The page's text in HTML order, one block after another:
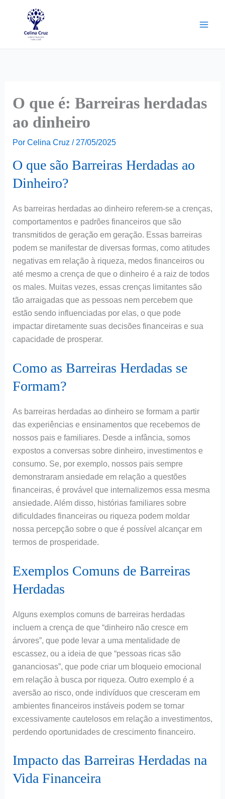
O que é: Barreiras herdadas
ao dinheiro
Por Celina Cruz / 27/05/2025
O que são Barreiras Herdadas ao
Dinheiro?
As barreiras herdadas ao dinheiro referem-se a crenças,
comportamentos e padrões financeiros que são
transmitidos de geração em geração. Essas barreiras
podem se manifestar de diversas formas, como atitudes
negativas em relação à riqueza, medos financeiros ou
até mesmo a crença de que o dinheiro é a raiz de todos
os males. Muitas vezes, essas crenças limitantes são
tão arraigadas que as pessoas nem percebem que
estão sendo influenciadas por elas, o que pode
impactar diretamente suas decisões financeiras e sua
capacidade de prosperar.
Como as Barreiras Herdadas se
Formam?
As barreiras herdadas ao dinheiro se formam a partir
das experiências e ensinamentos que recebemos de
nossos pais e familiares. Desde a infância, somos
expostos a conversas sobre dinheiro, investimentos e
consumo. Se, por exemplo, nossos pais sempre
demonstraram ansiedade em relação a questões
financeiras, é provável que internalizemos essa mesma
ansiedade. Além disso, histórias familiares sobre
dificuldades financeiras ou riqueza podem moldar
nossa percepção sobre o que é possível alcançar em
termos de prosperidade.
Exemplos Comuns de Barreiras
Herdadas
Alguns exemplos comuns de barreiras herdadas
incluem a crença de que “dinheiro não cresce em
árvores”, que pode levar a uma mentalidade de
escassez, ou a ideia de que “pessoas ricas são
gananciosas”, que pode criar um bloqueio emocional
em relação à busca por riqueza. Outro exemplo é a
aversão ao risco, onde indivíduos que cresceram em
ambientes financeiros instáveis podem se tornar
excessivamente cautelosos em relação a investimentos,
perdendo oportunidades de crescimento financeiro.
Impacto das Barreiras Herdadas na
Vida Financeira